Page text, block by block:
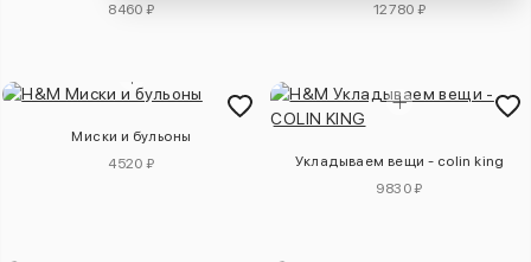
8460 ₽
12780 ₽
Миски и бульоны
4520 ₽
Укладываем вещи - colin king
9830 ₽